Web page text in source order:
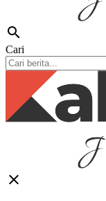
search
Cari
close